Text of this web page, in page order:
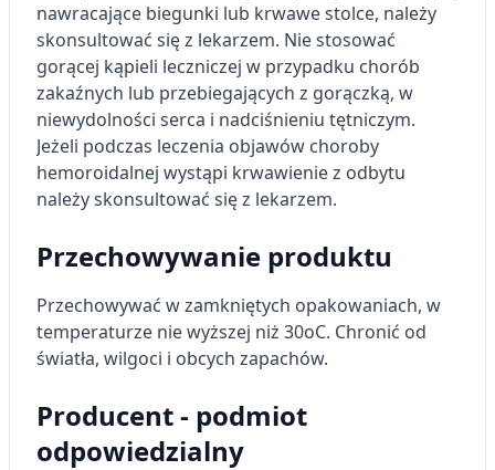
nawracające biegunki lub krwawe stolce, należy
skonsultować się z lekarzem. Nie stosować
gorącej kąpieli leczniczej w przypadku chorób
zakaźnych lub przebiegających z gorączką, w
niewydolności serca i nadciśnieniu tętniczym.
Jeżeli podczas leczenia objawów choroby
hemoroidalnej wystąpi krwawienie z odbytu
należy skonsultować się z lekarzem.
Przechowywanie produktu
Przechowywać w zamkniętych opakowaniach, w
temperaturze nie wyższej niż 30oC. Chronić od
światła, wilgoci i obcych zapachów.
Producent - podmiot
odpowiedzialny